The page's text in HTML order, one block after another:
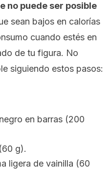
no puede ser posible
sean bajos en calorías
cuando estés en
de tu figura. No
siguiendo estos pasos:
en barras (200
g).
ligera de vainilla (60